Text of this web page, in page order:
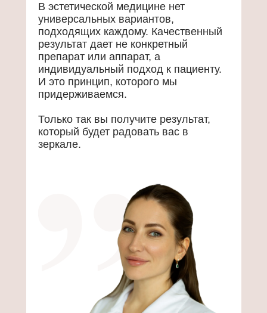
В эстетической медицине нет
универсальных вариантов,
подходящих каждому. Качественный
результат дает не конкретный
препарат или аппарат, а
индивидуальный подход к пациенту.
И это принцип, которого мы
придерживаемся.
Только так вы получите результат,
который будет радовать вас в
зеркале.